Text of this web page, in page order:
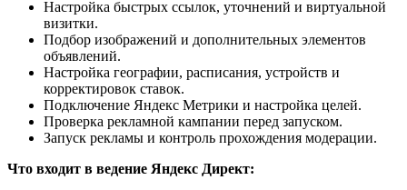
Настройка быстрых ссылок, уточнений и виртуальной
визитки.
Подбор изображений и дополнительных элементов
объявлений.
Настройка географии, расписания, устройств и
корректировок ставок.
Подключение Яндекс Метрики и настройка целей.
Проверка рекламной кампании перед запуском.
Запуск рекламы и контроль прохождения модерации.
Что входит в ведение Яндекс Директ: